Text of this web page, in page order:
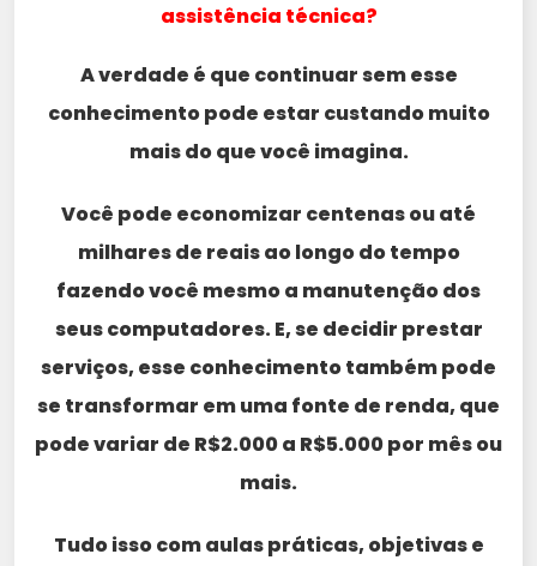
assistência técnica?
A verdade é que continuar sem esse
conhecimento pode estar custando muito
mais do que você imagina.
Você pode economizar centenas ou até
milhares de reais ao longo do tempo
fazendo você mesmo a manutenção dos
seus computadores. E, se decidir prestar
serviços, esse conhecimento também pode
se transformar em uma fonte de renda, que
pode variar de R$2.000 a R$5.000 por mês ou
mais.
Tudo isso com aulas práticas, objetivas e